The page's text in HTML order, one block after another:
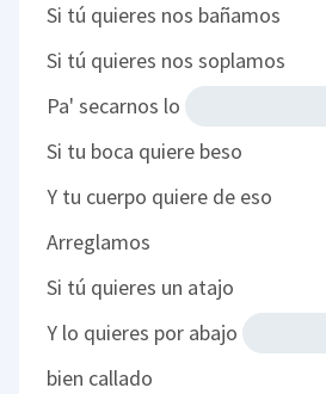
Si tú quieres nos bañamos
Si tú quieres nos soplamos
Pa' secarnos lo
Si tu boca quiere beso
Y tu cuerpo quiere de eso
Arreglamos
Si tú quieres un atajo
Y lo quieres por abajo
bien callado